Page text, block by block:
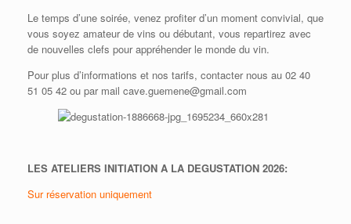
Le temps d’une soirée, venez profiter d’un moment convivial, que
vous soyez amateur de vins ou débutant, vous repartirez avec
de nouvelles clefs pour appréhender le monde du vin.
Pour plus d’informations et nos tarifs, contacter nous au 02 40
51 05 42 ou par mail cave.guemene@gmail.com
LES ATELIERS INITIATION A LA DEGUSTATION 2026:
Sur réservation uniquement